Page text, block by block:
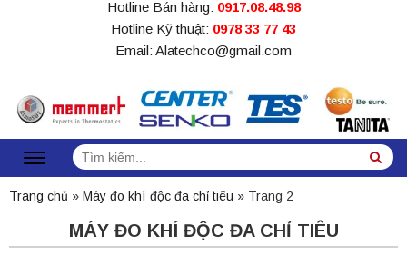
Hotline Bán hàng: 0917.08.48.98
Hotline Kỹ thuật: 0978 33 77 43
Email: Alatechco@gmail.com
Tìm
kiếm:
Trang chủ » Máy đo khí độc đa chỉ tiêu » Trang 2
MÁY ĐO KHÍ ĐỘC ĐA CHỈ TIÊU